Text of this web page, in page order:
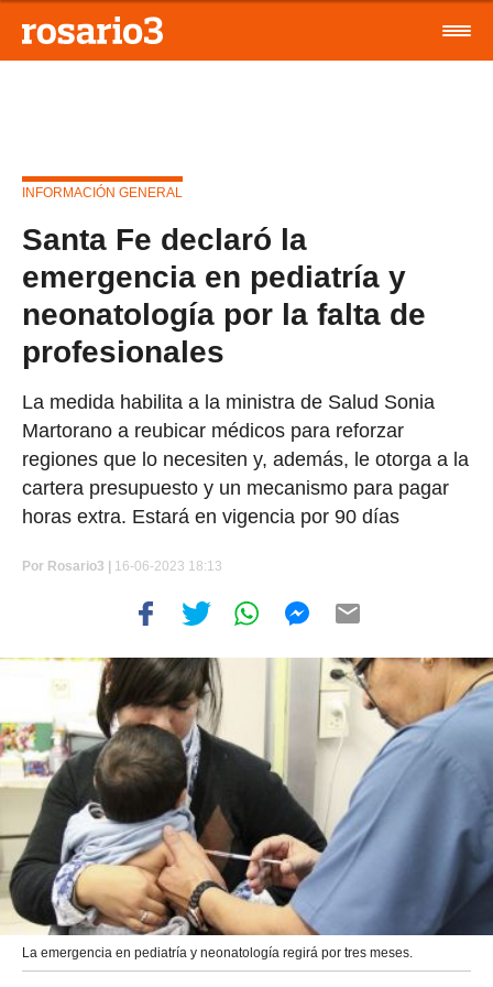
INFORMACIÓN GENERAL
Santa Fe declaró la
emergencia en pediatría y
neonatología por la falta de
profesionales
La medida habilita a la ministra de Salud Sonia
Martorano a reubicar médicos para reforzar
regiones que lo necesiten y, además, le otorga a la
cartera presupuesto y un mecanismo para pagar
horas extra. Estará en vigencia por 90 días
Por Rosario3 | 16-06-2023 18:13
La emergencia en pediatría y neonatología regirá por tres meses.